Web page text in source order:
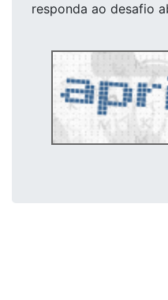
responda ao desafio